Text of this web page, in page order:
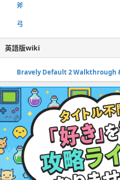
斧
弓
英語版wiki
Bravely Default 2 Walkthrough